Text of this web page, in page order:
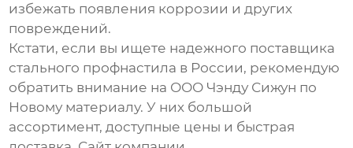
избежать появления коррозии и других
повреждений.
Кстати, если вы ищете надежного поставщика
стального профнастила в России, рекомендую
обратить внимание на ООО Чэнду Сижун по
Новому материалу. У них большой
ассортимент, доступные цены и быстрая